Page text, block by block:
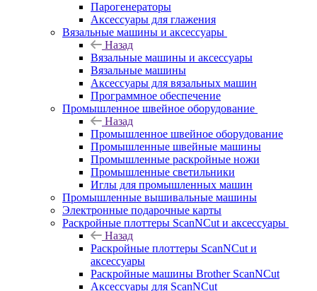
Парогенераторы
Аксессуары для глажения
Вязальные машины и аксессуары
Назад
Вязальные машины и аксессуары
Вязальные машины
Аксессуары для вязальных машин
Программное обеспечение
Промышленное швейное оборудование
Назад
Промышленное швейное оборудование
Промышленные швейные машины
Промышленные раскройные ножи
Промышленные светильники
Иглы для промышленных машин
Промышленные вышивальные машины
Электронные подарочные карты
Раскройные плоттеры ScanNCut и аксессуары
Назад
Раскройные плоттеры ScanNCut и
аксессуары
Раскройные машины Brother ScanNCut
Аксессуары для ScanNCut